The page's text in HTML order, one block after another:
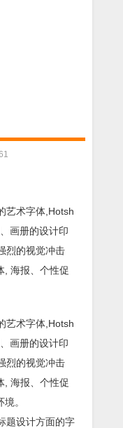
艺术字体,Hotsh
画册的设计印
烈的视觉冲击
, 海报、个性促
艺术字体,Hotsh
画册的设计印
烈的视觉冲击
, 海报、个性促
。
题设计方面的字